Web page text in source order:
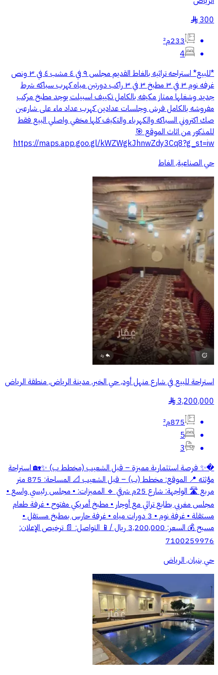
300
§
233م²
4
*للبيع* استراحه تراثيه بالغاط القديم مجلس ٩ في ٤ مشب ٤ في ٣ ونص
غرفه نوم ٣ في ٣ مطبخ ٣ في ٣ راكب دورتين مياه كهرب سباكه شرط
جديد وشغلها ممتاز مكيفه بالكامل تكييف اسبيلت يوجد مطبخ مركب
مفروشه بالكامل فرش وجلسات عدادين كهرب عداد ماء على شارعين
صك اكتروني السباكه والكهرباء والتكيف كلها مخفي واصلي البيع فقط
للمذكور من اثاث الموقع 🎯
https://maps.app.goo.gl/kWZWgkJhnwZdy3Cq8?g_st=iw
حي الصناعية, الغاط
استراحة للبيع في شارع منهل أود, حي الخير, مدينة الرياض, منطقة الرياض
3,200,000
§
875م²
5
3
�✨ فرصة استثمارية مميزة – قبل الشعيب (مخطط ب) ✨🏡 استراحة
مؤثثه 📍 الموقع: مخطط (ب) – قبل الشعيب 📐 المساحة: 875 متر
مربع 🛣 الواجهة: شارع 25م شرقي 🔹 المميزات: • مجلس رئيسي واسع •
مجلس مغربي بطابع تراثي مع أوجار • مطبخ أمريكي مفتوح • غرفة طعام
مستقلة • غرفة نوم • 3 دورات مياه • غرفة حارس بمطبخ مستقل •
مسبح 💰 السعر: 3,200,000 ريال /📱 التواصل: 📄 ترخيص الإعلان:
7100259976
حي بنبان, الرياض